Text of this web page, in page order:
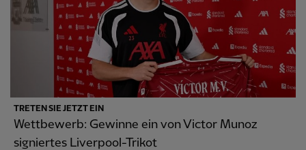
TRETEN SIE JETZT EIN
Wettbewerb: Gewinne ein von Victor Munoz
signiertes Liverpool-Trikot